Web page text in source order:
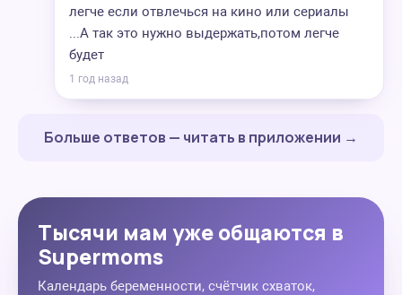
легче если отвлечься на кино или сериалы
...А так это нужно выдержать,потом легче
будет
1 год назад
Больше ответов — читать в приложении →
Тысячи мам уже общаются в
Supermoms
Календарь беременности, счётчик схваток,